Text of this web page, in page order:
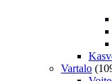
Vartalo